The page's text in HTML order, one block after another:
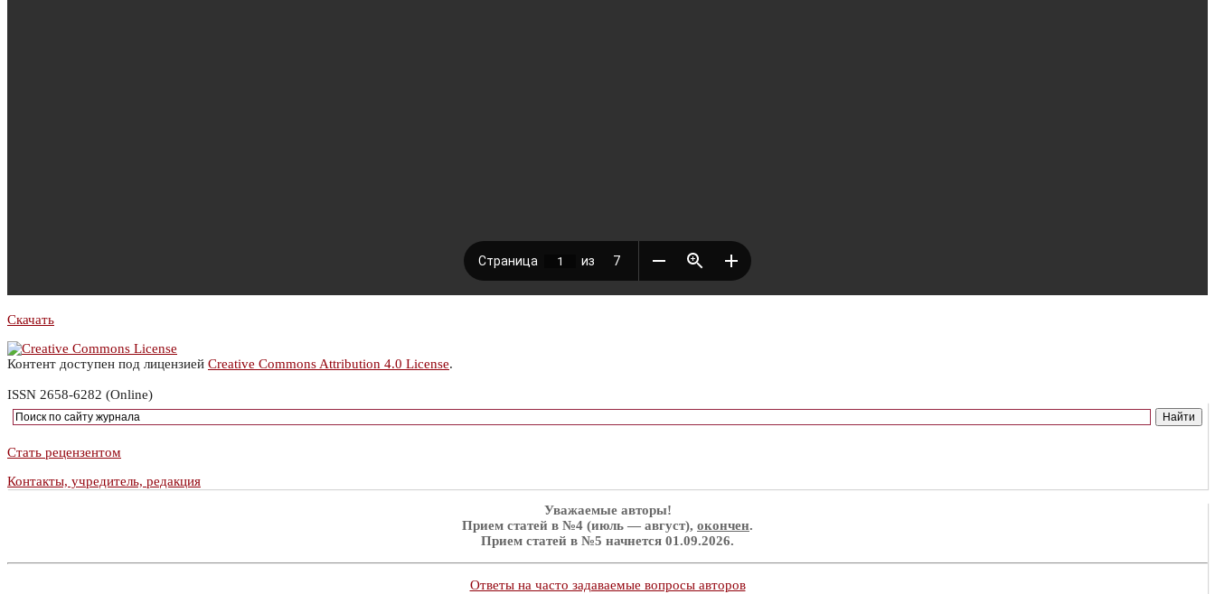
Скачать
Контент доступен под лицензией Creative Commons Attribution 4.0 License.
ISSN 2658-6282 (Online)
Стать рецензентом
Контакты, учредитель, редакция
Уважаемые авторы!
Прием статей в №4 (июль — август), окончен.
Прием статей в №5 начнется 01.09.2026.
Ответы на часто задаваемые вопросы авторов